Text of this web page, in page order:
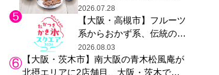
登場、ファンら「8月が待
ち遠しい」と早くから注目
2026.07.28
【大阪・高槻市】フルーツ
系からおかず系、伝統の天
然氷まで人気店が集結、高
槻阪急スクエアで「かき
氷」祭り
2026.08.03
【大阪・茨木市】南大阪の青木松風庵が
北摂エリアに2店舗目、大阪・茨木で